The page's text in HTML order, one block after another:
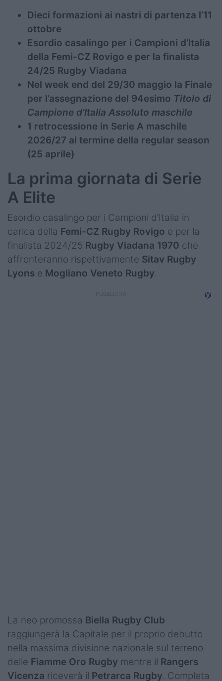
Dieci formazioni ai nastri di partenza l’11
ottobre
Esordio casalingo per i Campioni d’Italia
della Femi-CZ Rovigo e per la finalista
24/25 Rugby Viadana
Nel week end del 29/30 maggio la Finale
per l’assegnazione del 94esimo Titolo di
Campione d’Italia Assoluto maschile
1 retrocessione in Serie A maschile
2026/27 al termine della regular season
(25 aprile)
La prima giornata di Serie
A Elite
Esordio casalingo per i Campioni d’Italia in
carica della Femi-CZ Rugby Rovigo e per la
finalista 2024/25 Rugby Viadana 1970 che
affronteranno rispettivamente Sitav Rugby
Lyons e Mogliano Veneto Rugby.
La neo promossa Biella Rugby Club
raggiungerà la Capitale per il proprio debutto
nella massima divisione nazionale sul terreno
delle Fiamme Oro Rugby mentre il Rangers
Vicenza riceverà il Petrarca Rugby. Completa